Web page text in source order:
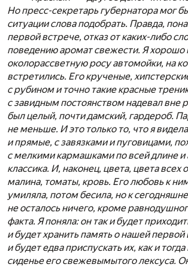
Но пресс-секретарь губернатора мог
ситуации слова подобрать. Правда,
первой встрече, отказ от каких-либо
поведению аромат свежести. Я
околорассветную росу автомойки, на
встретились. Его крученые,
с рубином и точно такие красные
с завидным постоянством надевал вне
был целый, почти дамский, гардероб.
не меньше. И это только то, что я
и прямые, с завязками и пуговицами,
с мелкими кармашками по всей длине и
классика. И, наконец, цвета, цвета всех
малина, томаты, кровь. Его любовь к
умиляла, потом бесила, но к
не осталось ничего, кроме
факта. Я поняла: он так и будет
и будет хранить память о нашей первой
и будет едва приспускать их, как и
сиденье его свежевымытого лексуса.